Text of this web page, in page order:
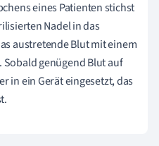
eines Patienten stichst
Nadel in das
austretende Blut mit einem
genügend Blut auf
in ein Gerät eingesetzt, das